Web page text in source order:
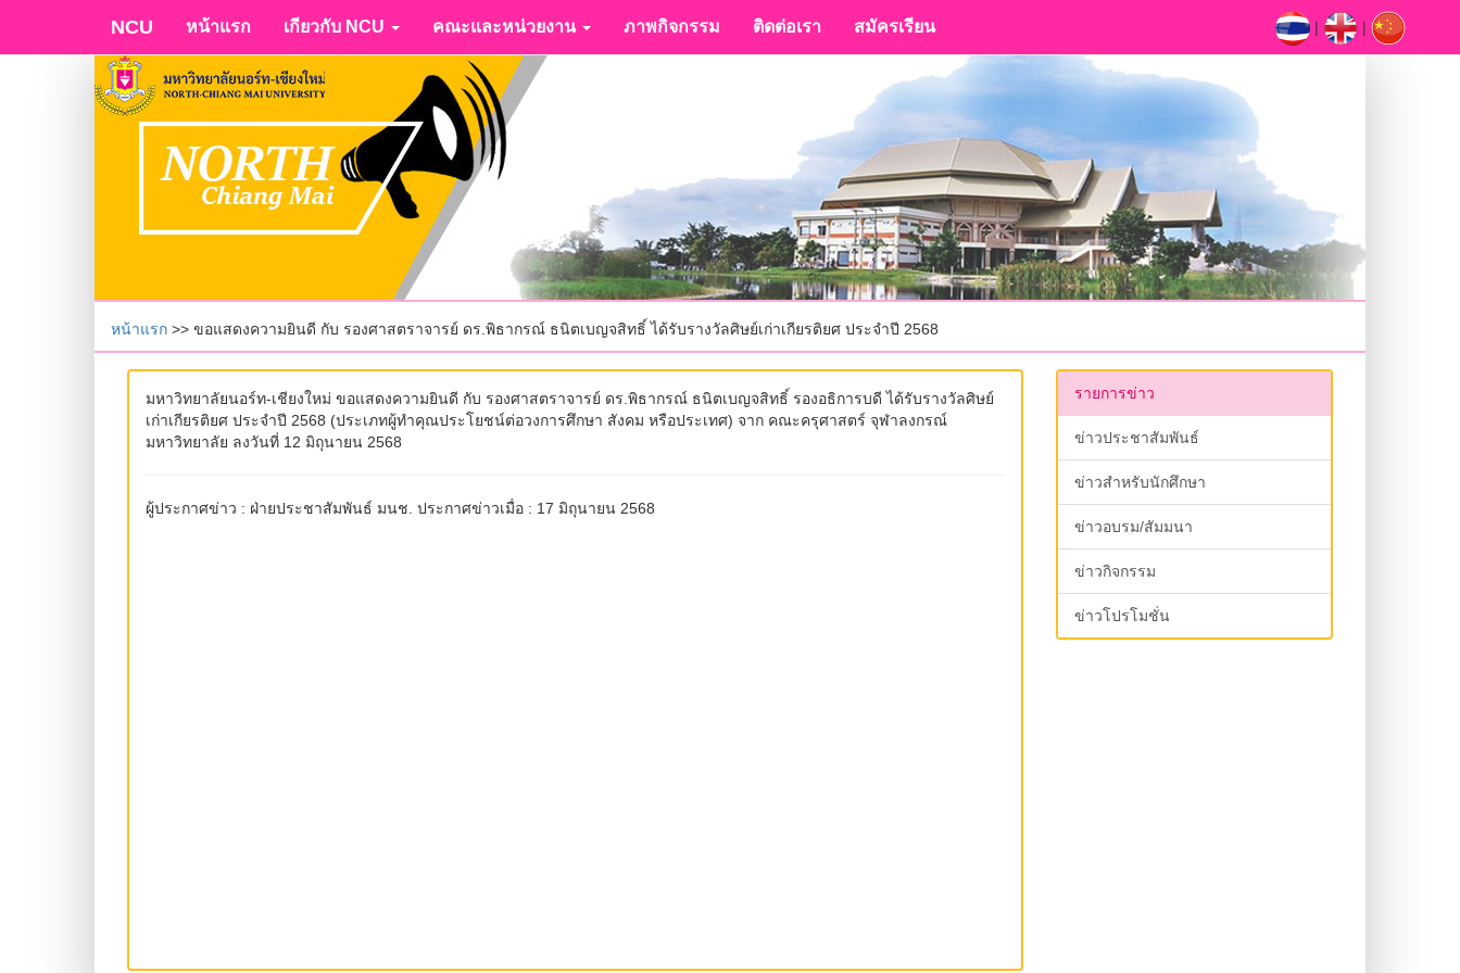
NCU หน้าแรก เกียวกับ NCU คณะและหน่วยงาน ภาพกิจกรรม ติดต่อเรา สมัครเรียน
หน้าแรก >> ขอแสดงความยินดี กับ รองศาสตราจารย์ ดร.พิธากรณ์ ธนิตเบญจสิทธิ์ ได้รับรางวัลศิษย์เก่าเกียรติยศ ประจำปี 2568
มหาวิทยาลัยนอร์ท-เชียงใหม่ ขอแสดงความยินดี กับ รองศาสตราจารย์ ดร.พิธากรณ์ ธนิตเบญจสิทธิ์ รองอธิการบดี ได้รับรางวัลศิษย์
เก่าเกียรติยศ ประจำปี 2568 (ประเภทผู้ทำคุณประโยชน์ต่อวงการศึกษา สังคม หรือประเทศ) จาก คณะครุศาสตร์ จุฬาลงกรณ์
มหาวิทยาลัย ลงวันที่ 12 มิถุนายน 2568
ผู้ประกาศข่าว : ฝ่ายประชาสัมพันธ์ มนช. ประกาศข่าวเมื่อ : 17 มิถุนายน 2568
รายการข่าว
ข่าวประชาสัมพันธ์
ข่าวสำหรับนักศึกษา
ข่าวอบรม/สัมมนา
ข่าวกิจกรรม
ข่าวโปรโมชั่น
| |